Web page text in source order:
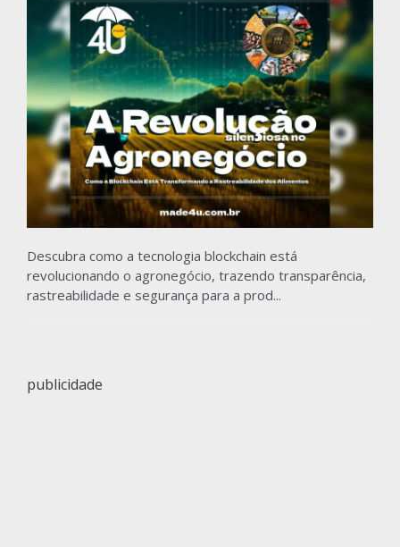
Descubra como a tecnologia blockchain está
revolucionando o agronegócio, trazendo transparência,
rastreabilidade e segurança para a prod...
publicidade